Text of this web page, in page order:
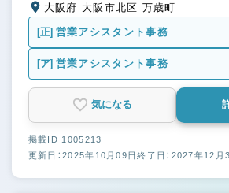
大阪府 大阪市北区 万歳町
[正] 営業アシスタント事務
[ア] 営業アシスタント事務
気になる
掲載ID 1005213
更新日：2025年10月09日終了日：2027年12月